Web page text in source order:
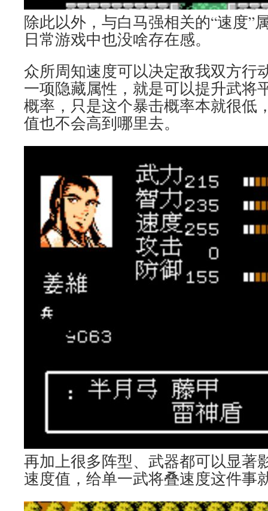
除此以外，与白马强相关的“速度”
日常游戏中也没啥存在感。
众所周知速度可以决定敌我双方行
一项隐藏属性，就是可以提升武将
概率，只是这个暴击概率本就很低
值也不会高到哪里去。
再加上很多阵型、武器都可以显著
速度值，给单一武将叠速度这件事